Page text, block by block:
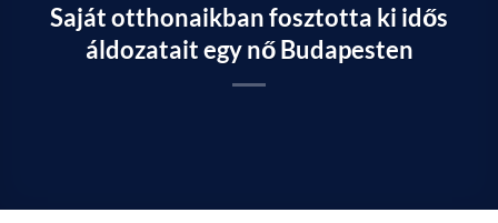
Saját otthonaikban fosztotta ki idős
áldozatait egy nő Budapesten